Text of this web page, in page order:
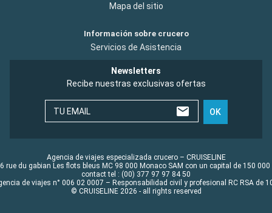
Mapa del sitio
Información sobre crucero
Servicios de Asistencia
Newsletters
Recibe nuestras exclusivas ofertas
TU EMAIL OK
Agencia de viajes especializada crucero – CRUISELINE
rue du gabian Les flots bleus MC 98 000 Monaco SAM con un capital de 150 000
contact tel : (00) 377 97 97 84 50
de viajes n° 006 02 0007 – Responsabilidad civil y profesional RC RSA de
© CRUISELINE 2026 - all rights reserved